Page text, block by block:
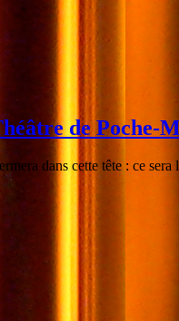
de Poche-
dans cette tête : ce